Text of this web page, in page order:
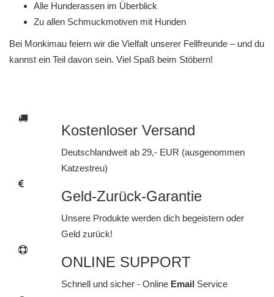
Alle Hunderassen im Überblick
Zu allen Schmuckmotiven mit Hunden
Bei Monkimau feiern wir die Vielfalt unserer Fellfreunde – und du
kannst ein Teil davon sein. Viel Spaß beim Stöbern!
Kostenloser Versand
Deutschlandweit ab 29,- EUR (ausgenommen
Katzestreu)
Geld-Zurück-Garantie
Unsere Produkte werden dich begeistern oder
Geld zurück!
ONLINE SUPPORT
Schnell und sicher - Online Email Service